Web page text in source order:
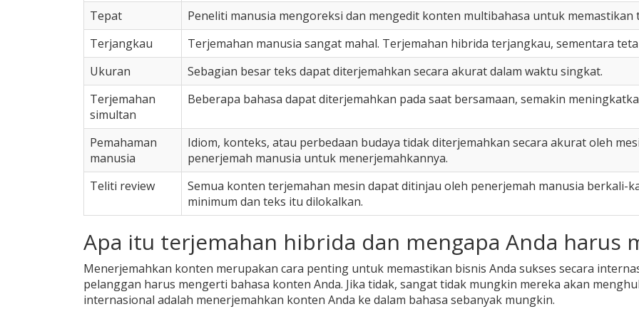
Tepat
Peneliti manusia mengoreksi dan mengedit konten multibahasa untuk memastikan
Terjangkau
Terjemahan manusia sangat mahal. Terjemahan hibrida terjangkau, sementara
Ukuran
Sebagian besar teks dapat diterjemahkan secara akurat dalam waktu singkat.
Terjemahan
simultan
Beberapa bahasa dapat diterjemahkan pada saat bersamaan, semakin
Pemahaman
manusia
Idiom, konteks, atau perbedaan budaya tidak diterjemahkan secara akurat oleh
penerjemah manusia untuk menerjemahkannya.
Teliti review
Semua konten terjemahan mesin dapat ditinjau oleh penerjemah manusia berkali-
minimum dan teks itu dilokalkan.
Apa itu terjemahan hibrida dan mengapa Anda harus
Menerjemahkan konten merupakan cara penting untuk memastikan bisnis Anda sukses secara
pelanggan harus mengerti bahasa konten Anda. Jika tidak, sangat tidak mungkin mereka akan
internasional adalah menerjemahkan konten Anda ke dalam bahasa sebanyak mungkin.